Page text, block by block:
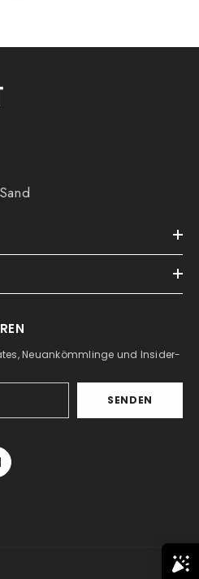
Neuankömmlinge und Insider-
SENDEN